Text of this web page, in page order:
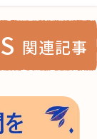
関連記事